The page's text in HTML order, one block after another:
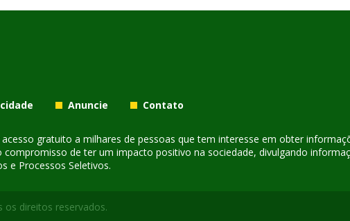
Anuncie Contato
gratuito a milhares de pessoas que tem interesse em obter
de ter um impacto positivo na sociedade, divulgando
e Processos Seletivos.
os direitos reservados.